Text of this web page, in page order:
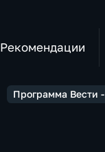
Рекомендации
Программа Вести